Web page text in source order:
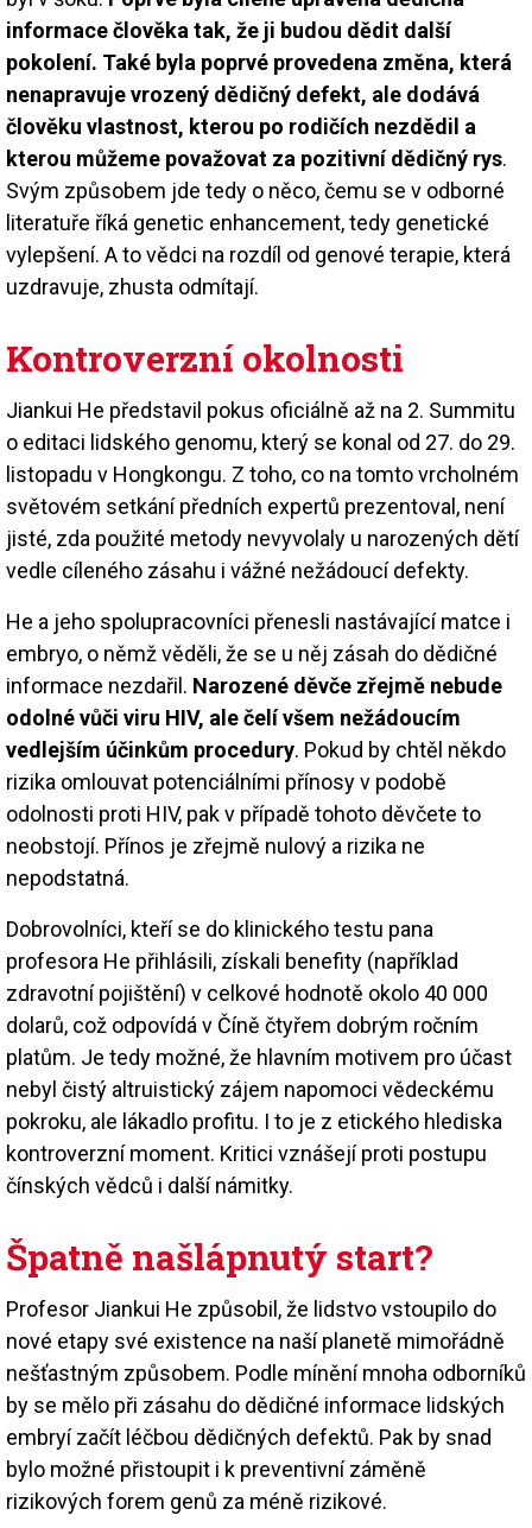
informace člověka tak, že ji budou dědit další
pokolení. Také byla poprvé provedena změna, která
nenapravuje vrozený dědičný defekt, ale dodává
člověku vlastnost, kterou po rodičích nezdědil a
kterou můžeme považovat za pozitivní dědičný rys.
Svým způsobem jde tedy o něco, čemu se v odborné
literatuře říká genetic enhancement, tedy genetické
vylepšení. A to vědci na rozdíl od genové terapie, která
uzdravuje, zhusta odmítají.
Kontroverzní okolnosti
Jiankui He představil pokus oficiálně až na 2. Summitu
o editaci lidského genomu, který se konal od 27. do 29.
listopadu v Hongkongu. Z toho, co na tomto vrcholném
světovém setkání předních expertů prezentoval, není
jisté, zda použité metody nevyvolaly u narozených dětí
vedle cíleného zásahu i vážné nežádoucí defekty.
He a jeho spolupracovníci přenesli nastávající matce i
embryo, o němž věděli, že se u něj zásah do dědičné
informace nezdařil. Narozené děvče zřejmě nebude
odolné vůči viru HIV, ale čelí všem nežádoucím
vedlejším účinkům procedury. Pokud by chtěl někdo
rizika omlouvat potenciálními přínosy v podobě
odolnosti proti HIV, pak v případě tohoto děvčete to
neobstojí. Přínos je zřejmě nulový a rizika ne
nepodstatná.
Dobrovolníci, kteří se do klinického testu pana
profesora He přihlásili, získali benefity (například
zdravotní pojištění) v celkové hodnotě okolo 40 000
dolarů, což odpovídá v Číně čtyřem dobrým ročním
platům. Je tedy možné, že hlavním motivem pro účast
nebyl čistý altruistický zájem napomoci vědeckému
pokroku, ale lákadlo profitu. I to je z etického hlediska
kontroverzní moment. Kritici vznášejí proti postupu
čínských vědců i další námitky.
Špatně našlápnutý start?
Profesor Jiankui He způsobil, že lidstvo vstoupilo do
nové etapy své existence na naší planetě mimořádně
nešťastným způsobem. Podle mínění mnoha odborníků
by se mělo při zásahu do dědičné informace lidských
embryí začít léčbou dědičných defektů. Pak by snad
bylo možné přistoupit i k preventivní záměně
rizikových forem genů za méně rizikové.